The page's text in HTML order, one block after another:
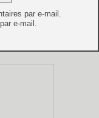
par e-mail.
e-mail.